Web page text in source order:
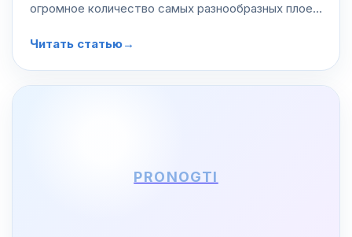
огромное количество самых разнообразных плоек.
себе подходящий инструмент,…
Читать статью→
PRONOGTI